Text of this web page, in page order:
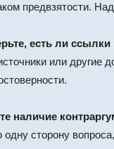
предвзятости.
есть ли
или другие
наличие
одну сторону